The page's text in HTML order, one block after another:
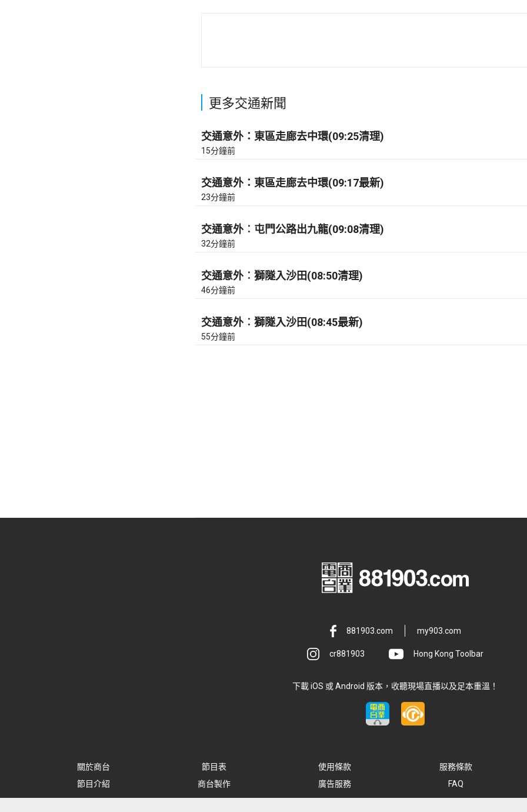
更多交通新聞
交通意外：東區走廊去中環(09:25清理)
15分鐘前
交通意外：東區走廊去中環(09:17最新)
23分鐘前
交通意外︰屯門公路出九龍(09:08清理)
32分鐘前
交通意外︰獅隧入沙田(08:50清理)
46分鐘前
交通意外︰獅隧入沙田(08:45最新)
55分鐘前
881903.com my903.com
cr881903 Hong Kong Toolbar
下載 iOS 或 Android 版本，收聽現場直播以及足本重溫！
關於商台 節目表 使用條款
服務條款
節目介紹
商台製作 廣告服務 FAQ